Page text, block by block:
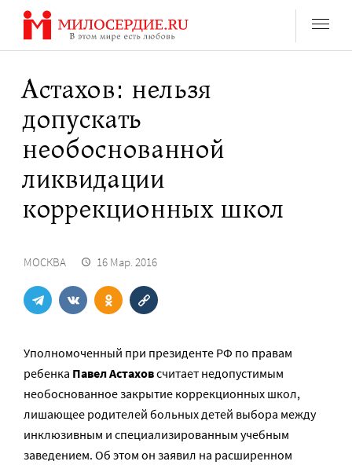
Перейти
содержанию
Астахов: нельзя
допускать
необоснованной
ликвидации
коррекционных школ
МОСКВА 16 Мар. 2016
Уполномоченный при президенте РФ по правам
ребенка Павел Астаховсчитает недопустимым
необоснованное закрытие коррекционных школ,
лишающее родителей больных детей выбора между
инклюзивным и специализированным учебным
заведением. Об этом он заявил на расширенном